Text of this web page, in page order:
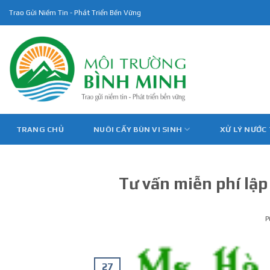
content
Trao Gửi Niềm Tin - Phát Triển Bền Vững
TRANG CHỦ NUÔI CẤY BÙN VI SINH XỬ LÝ
Tư vấn miễn phí
27